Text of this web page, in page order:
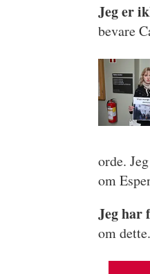
Jeg er
bevare
orde.
om
Jeg har
om dette.